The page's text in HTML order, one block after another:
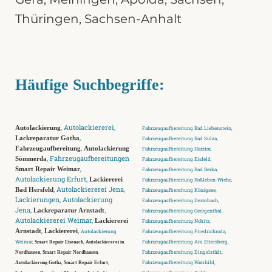
Thüringen, Sachsen-Anhalt
Häufige Suchbegriffe:
Autolackierung, Autolackiererei,
Lackreparatur Gotha,
Fahrzeugaufbereitung, Autolackierung
Sömmerda, Fahrzeugaufbereitungen
Smart Repair Weimar,
Autolackierung Erfurt, Lackiererei
Bad Hersfeld , Autolackiererei Jena,
Lackierungen, Autolackierung
Jena, Lackreparatur Arnstadt,
Autolackiererei Weimar, Lackiererei
Arnstadt, Lackiererei, Autolackierung
Weimar, Smart Repair Eisenach Autolackiererei in
Nordhausen Smart Repair Nordhausen
Autolackierung Gotha Smart Repair Erfurt
Fahrzeugaufbereitung Bad Liebenstein,
Fahrzeugaufbereitung Bad Sulza,
Fahrzeugaufbereitung Harztor,
Fahrzeugaufbereitung Eisfeld,
Fahrzeugaufbereitung Bad Berka,
Fahrzeugaufbereitung Roßleben-Wiehe,
Fahrzeugaufbereitung Königsee,
Fahrzeugaufbereitung Dermbach,
Fahrzeugaufbereitung Georgenthal,
Fahrzeugaufbereitung Nobitz,
Fahrzeugaufbereitung Friedrichroda,
Fahrzeugaufbereitung Am Ettersberg,
Fahrzeugaufbereitung Dingelstädt,
Fahrzeugaufbereitung Römhild,